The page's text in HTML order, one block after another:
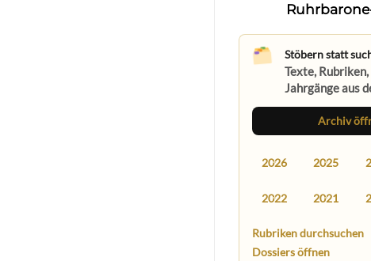
Stöbern statt
Texte,
Jahrgänge aus
Archiv
2026 2025
2022 2021
Rubriken durchsuchen
Dossiers öffnen